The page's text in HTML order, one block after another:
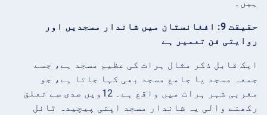
ہیں۔
حقیقت 9: افغانستان میں شاندار مسجدیں اور
روایتی فن تعمیر ہے
ایک قابل ذکر مثال ہرات کی عظیم مسجد ہے، جسے
جمعہ مسجد یا جامع مسجد بھی کہا جاتا ہے، جو
مغربی شہر ہرات میں واقع ہے۔ 12ویں صدی سے تعلق
رکھنے والی یہ شاندار مسجد اپنی پیچیدہ ٹائل